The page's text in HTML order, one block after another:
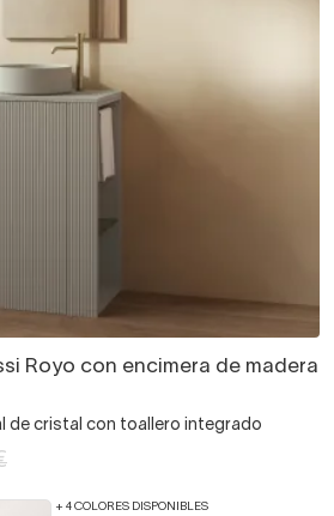
Royo con encimera de madera
de cristal con toallero integrado
+ 4 COLORES DISPONIBLES